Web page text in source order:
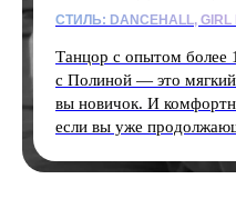
СТИЛЬ: DANCEHALL, GIRL
Танцор с опытом более
с Полиной — это
вы новичок. И
если вы уже